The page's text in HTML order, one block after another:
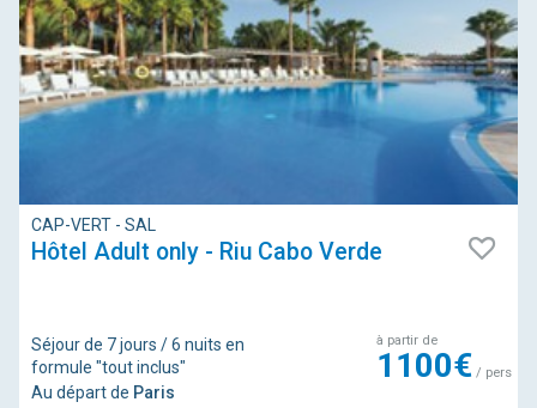
CAP-VERT - SAL
Hôtel Adult only - Riu Cabo Verde
Séjour de 7 jours / 6 nuits en
formule "tout inclus"
Au départ de Paris
à partir de
1100€/ pers